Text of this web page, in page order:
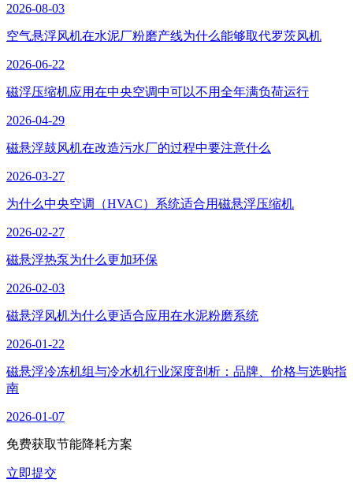
2026-08-03
空气悬浮风机在水泥厂粉磨产线为什么能够取代罗茨风机
2026-06-22
磁浮压缩机应用在中央空调中可以不用全年满负荷运行
2026-04-29
磁悬浮鼓风机在改造污水厂的过程中要注意什么
2026-03-27
为什么中央空调（HVAC）系统适合用磁悬浮压缩机
2026-02-27
磁悬浮热泵为什么更加环保
2026-02-03
磁悬浮风机为什么更适合应用在水泥粉磨系统
2026-01-22
磁悬浮冷冻机组与冷水机行业深度剖析：品牌、价格与选购指
南
2026-01-07
免费获取节能降耗方案
立即提交